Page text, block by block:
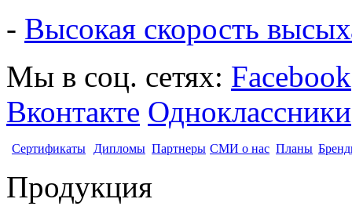
- Высокая скорость
Мы в соц. сетях: Facebook
Вконтакте Одноклассники
Сертификаты Дипломы Партнеры СМИ о нас Планы
Продукция